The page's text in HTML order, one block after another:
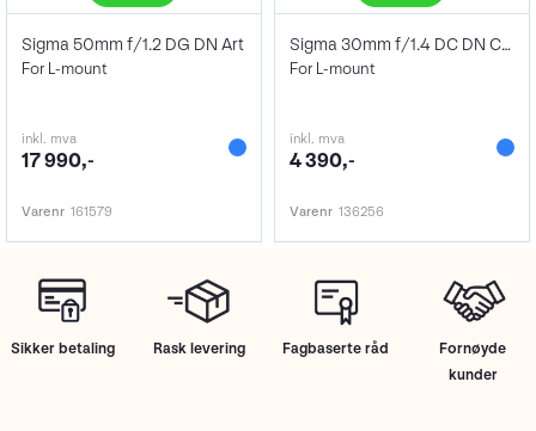
Sigma 50mm f/1.2 DG DN Art
For L-mount
inkl. mva
17 990,-
Varenr 161579
Sigma 30mm f/1.4 DC DN Contemporary
For L-mount
inkl. mva
4 390,-
Varenr 136256
Sikker betaling Rask levering Fagbaserte råd
Fornøyde
kunder